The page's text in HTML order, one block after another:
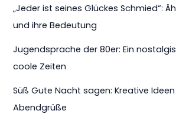
„Jeder ist seines Glückes Schmied“:
und ihre Bedeutung
Jugendsprache der 80er: Ein
coole Zeiten
Süß Gute Nacht sagen: Kreative
Abendgrüße